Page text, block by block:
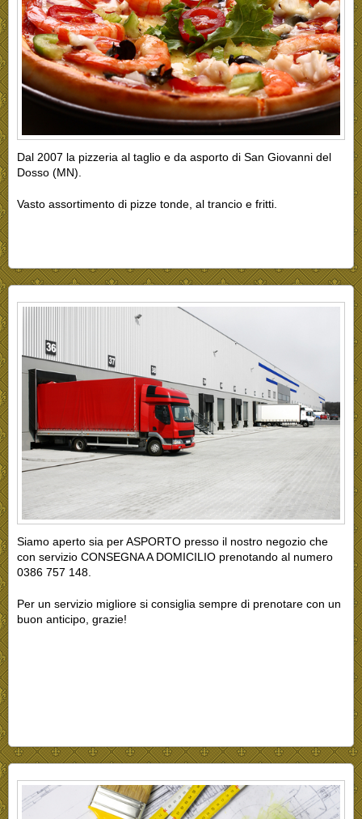
Dal 2007 la pizzeria al taglio e da asporto di San Giovanni del
Dosso (MN).
Vasto assortimento di pizze tonde, al trancio e fritti.
Siamo aperto sia per ASPORTO presso il nostro negozio che
con servizio CONSEGNA A DOMICILIO prenotando al numero
0386 757 148.
Per un servizio migliore si consiglia sempre di prenotare con un
buon anticipo, grazie!